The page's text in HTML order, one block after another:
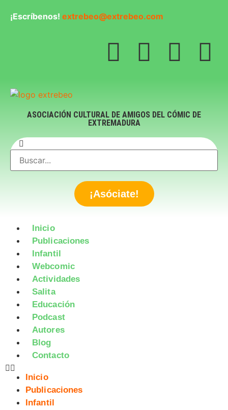
¡Escríbenos! extrebeo@extrebeo.com
ASOCIACIÓN CULTURAL DE AMIGOS DEL CÓMIC DE
EXTREMADURA
¡Asóciate!
Inicio
Publicaciones
Infantil
Webcomic
Actividades
Salita
Educación
Podcast
Autores
Blog
Contacto
Inicio
Publicaciones
Infantil